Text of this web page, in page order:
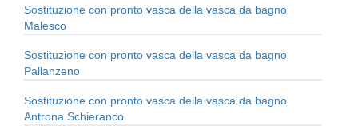
Sostituzione con pronto vasca della vasca da bagno
Malesco
Sostituzione con pronto vasca della vasca da bagno
Pallanzeno
Sostituzione con pronto vasca della vasca da bagno
Antrona Schieranco